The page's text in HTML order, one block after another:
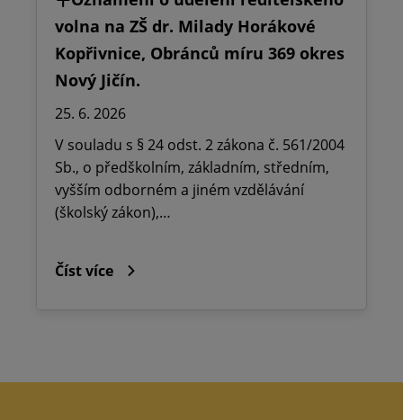
volna na ZŠ dr. Milady Horákové
Kopřivnice, Obránců míru 369 okres
Nový Jičín.
25. 6. 2026
V souladu s § 24 odst. 2 zákona č. 561/2004
Sb., o předškolním, základním, středním,
vyšším odborném a jiném vzdělávání
(školský zákon),…
Číst více